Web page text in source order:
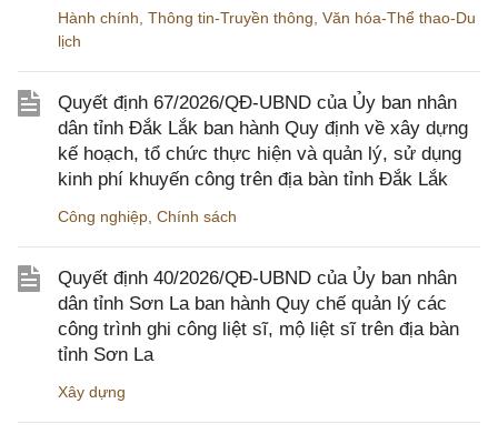
Hành chính Thông tin-Truyền thông Văn hóa-Thể thao-Du
lịch
Quyết định 67/2026/QĐ-UBND của Ủy ban nhân
dân tỉnh Đắk Lắk ban hành Quy định về xây dựng
kế hoạch, tổ chức thực hiện và quản lý, sử dụng
kinh phí khuyến công trên địa bàn tỉnh Đắk Lắk
Công nghiệp Chính sách
Quyết định 40/2026/QĐ-UBND của Ủy ban nhân
dân tỉnh Sơn La ban hành Quy chế quản lý các
công trình ghi công liệt sĩ, mộ liệt sĩ trên địa bàn
tỉnh Sơn La
Xây dựng